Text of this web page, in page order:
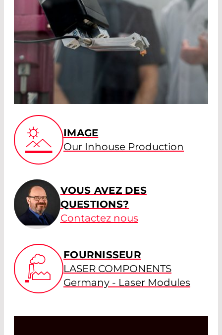
IMAGE
Our Inhouse Production
VOUS AVEZ DES
QUESTIONS?
Contactez nous
FOURNISSEUR
LASER COMPONENTS
Germany - Laser Modules